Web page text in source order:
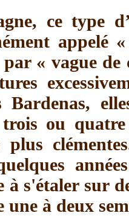
ce type
appelé
« vague de
Bardenas,
ou quatre
plus
à s'étaler sur
une à deux